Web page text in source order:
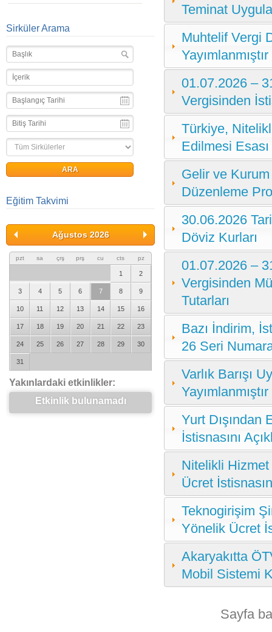
Sirküler Arama
Eğitim Takvimi
Ağustos 2026
pzt sa çrş prş cu cts pz
1 2
3 4 5 6 7 8 9
10 11 12 13 14 15 16
17 18 19 20 21 22 23
24 25 26 27 28 29 30
31
Yakınlardaki etkinlikler:
Etkinlik bulunamadı
Teminat
Muhtelif Vergi
Yayımlanmıştır
01.07.2026 –
Vergisinden
Türkiye,
Edilmesi
Gelir ve
Düzenleme
30.06.2026
Döviz Kurları
01.07.2026 –
Vergisinden
Tutarları
Bazı İndirim,
26 Seri
Varlık Barışı
Yayımlanmıştır
Yurt
İstisnasını
Nitelikli
Ücret
Teknogirişim
Yönelik Ücret
Akaryakıtta
Mobil Sistemi
Sayfa